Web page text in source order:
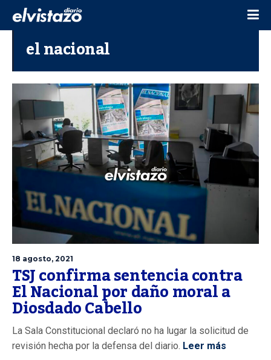
el nacional
18 agosto, 2021
TSJ confirma sentencia contra
El Nacional por daño moral a
Diosdado Cabello
La Sala Constitucional declaró no ha lugar la solicitud de
revisión hecha por la defensa del diario. Leer más